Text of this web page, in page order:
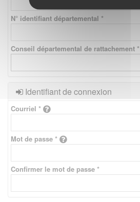
N° identifiant départemental *
Conseil départemental de rattachement *
Identifiant de connexion
Courriel *
Mot de passe *
Confirmer le mot de passe *